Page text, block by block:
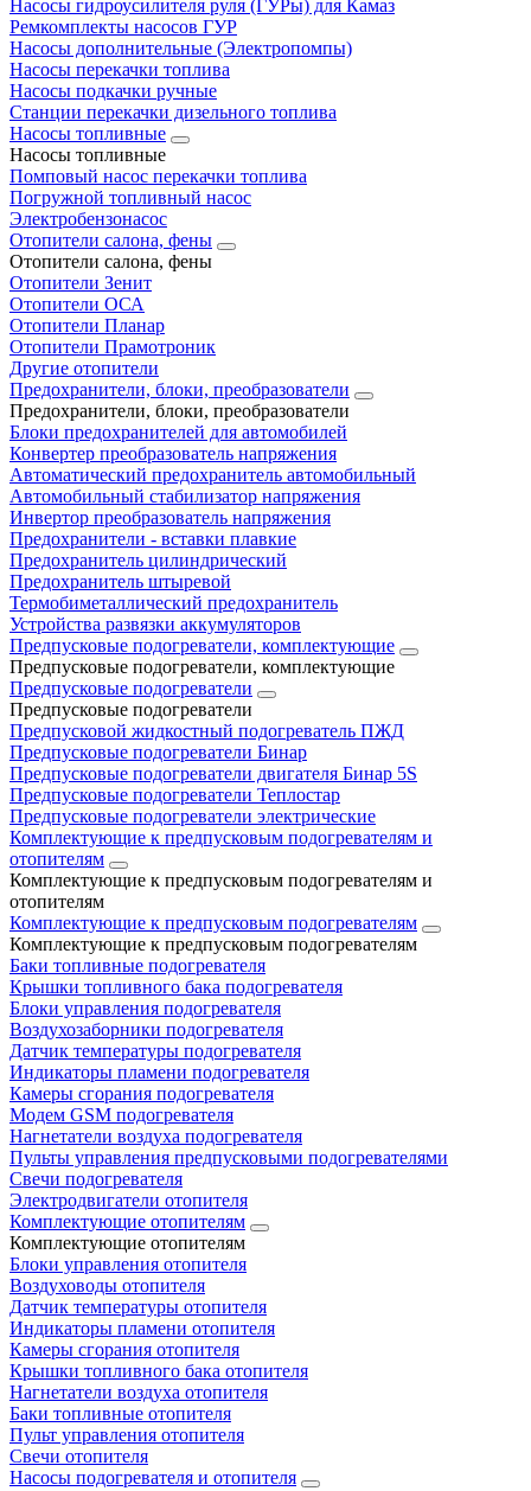
Насосы гидроусилителя руля (ГУРы) для Камаз
Ремкомплекты насосов ГУР
Насосы дополнительные (Электропомпы)
Насосы перекачки топлива
Насосы подкачки ручные
Станции перекачки дизельного топлива
Насосы топливные
Насосы топливные
Помповый насос перекачки топлива
Погружной топливный насос
Электробензонасос
Отопители салона, фены
Отопители салона, фены
Отопители Зенит
Отопители ОСА
Отопители Планар
Отопители Прамотроник
Другие отопители
Предохранители, блоки, преобразователи
Предохранители, блоки, преобразователи
Блоки предохранителей для автомобилей
Конвертер преобразователь напряжения
Автоматический предохранитель автомобильный
Автомобильный стабилизатор напряжения
Инвертор преобразователь напряжения
Предохранители - вставки плавкие
Предохранитель цилиндрический
Предохранитель штыревой
Термобиметаллический предохранитель
Устройства развязки аккумуляторов
Предпусковые подогреватели, комплектующие
Предпусковые подогреватели, комплектующие
Предпусковые подогреватели
Предпусковые подогреватели
Предпусковой жидкостный подогреватель ПЖД
Предпусковые подогреватели Бинар
Предпусковые подогреватели двигателя Бинар 5S
Предпусковые подогреватели Теплостар
Предпусковые подогреватели электрические
Комплектующие к предпусковым подогревателям и
отопителям
Комплектующие к предпусковым подогревателям и
отопителям
Комплектующие к предпусковым подогревателям
Комплектующие к предпусковым подогревателям
Баки топливные подогревателя
Крышки топливного бака подогревателя
Блоки управления подогревателя
Воздухозаборники подогревателя
Датчик температуры подогревателя
Индикаторы пламени подогревателя
Камеры сгорания подогревателя
Модем GSM подогревателя
Нагнетатели воздуха подогревателя
Пульты управления предпусковыми подогревателями
Свечи подогревателя
Электродвигатели отопителя
Комплектующие отопителям
Комплектующие отопителям
Блоки управления отопителя
Воздуховоды отопителя
Датчик температуры отопителя
Индикаторы пламени отопителя
Камеры сгорания отопителя
Крышки топливного бака отопителя
Нагнетатели воздуха отопителя
Баки топливные отопителя
Пульт управления отопителя
Свечи отопителя
Насосы подогревателя и отопителя